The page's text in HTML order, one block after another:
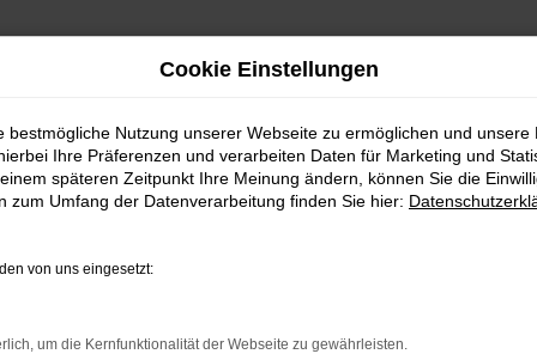
ZUM GÜNSTIGEN
Cookie Einstellungen
bestmögliche Nutzung unserer Webseite zu ermöglichen und unsere
Ihre Präferenzen und verarbeiten Daten für Marketing und
späteren Zeitpunkt Ihre Meinung ändern, können Sie die
zum Umfang der Datenverarbeitung finden Sie hier:
von uns eingesetzt:
um die Kernfunktionalität der Webseite zu gewährleisten.